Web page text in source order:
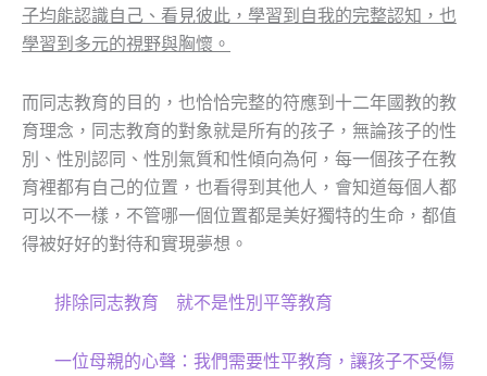
子均能認識自己、看見彼此，學習到自我的完整認知，也
學習到多元的視野與胸懷。
而同志教育的目的，也恰恰完整的符應到十二年國教的教
育理念，同志教育的對象就是所有的孩子，無論孩子的性
別、性別認同、性別氣質和性傾向為何，每一個孩子在教
育裡都有自己的位置，也看得到其他人，會知道每個人都
可以不一樣，不管哪一個位置都是美好獨特的生命，都值
得被好好的對待和實現夢想。
排除同志教育 就不是性別平等教育
一位母親的心聲：我們需要性平教育，讓孩子不受傷